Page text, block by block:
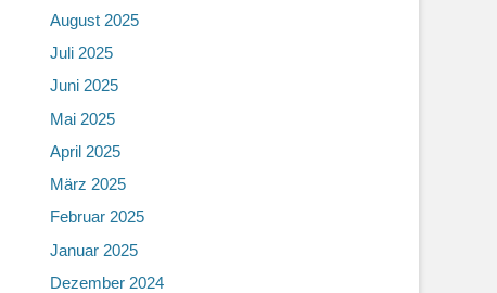
August 2025
Juli 2025
Juni 2025
Mai 2025
April 2025
März 2025
Februar 2025
Januar 2025
Dezember 2024